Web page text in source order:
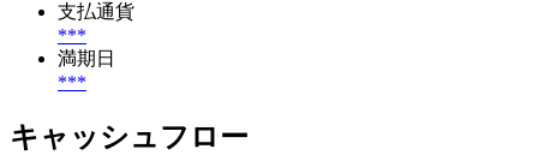
支払通貨
***
満期日
***
キャッシュフロー